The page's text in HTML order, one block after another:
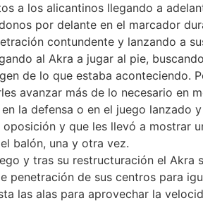
a los alicantinos llegando a
por delante en el marcador
contundente y lanzando a
al Akra a jugar al pie,
de lo que estaba aconteciendo.
avanzar más de lo necesario en
la defensa o en el juego
y que les llevó a mostrar
balón, una y otra vez.
y tras su restructuración el
penetración de sus centros para
las alas para aprovechar la